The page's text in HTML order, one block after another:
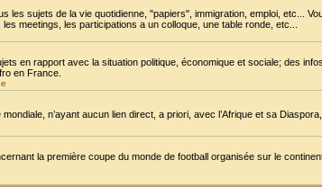
les sujets de la vie quotidienne, "papiers", immigration, emploi, etc...
meetings, les participations a un colloque, une table ronde, etc...
en rapport avec la situation politique, économique et sociale; des
en France.
n’ayant aucun lien direct, a priori, avec l’Afrique et sa
la première coupe du monde de football organisée sur le